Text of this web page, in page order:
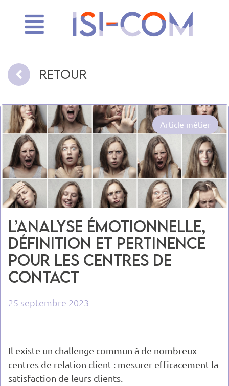
Retour
Article métier
L’analyse émotionnelle,
définition et pertinence
pour les centres de
contact
25 septembre 2023
Il existe un challenge commun à de nombreux
centres de relation client : mesurer efficacement la
satisfaction de leurs clients.